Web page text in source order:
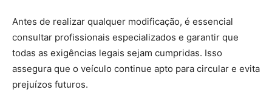
Antes de realizar qualquer modificação, é essencial
consultar profissionais especializados e garantir que
todas as exigências legais sejam cumpridas. Isso
assegura que o veículo continue apto para circular e evita
prejuízos futuros.